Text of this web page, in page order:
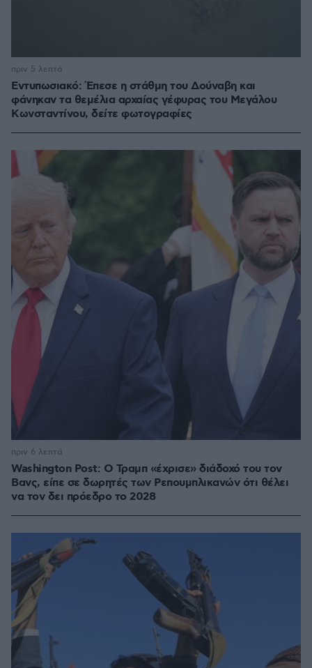
Εντυπωσιακό: Έπεσε η στάθμη του Δούναβη και
φάνηκαν τα θεμέλια αρχαίας γέφυρας του Μεγάλου
Κωνσταντίνου, δείτε φωτογραφίες
πριν 5 λεπτά
Washington Post: Ο Τραμπ «έχρισε» διάδοχό του τον
Βανς, είπε σε δωρητές των Ρεπουμπλικανών ότι θέλει
να τον δει πρόεδρο το 2028
πριν 6 λεπτά